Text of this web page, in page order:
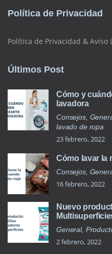
Política de Privacidad
Política de Privacidad & Aviso
Últimos Post
Cómo y
lavadora
Consejos,
lavado de ropa
23 febrero, 2022
Cómo lavar la
Consejos,
16 febrero, 2022
Nuevo
General,
2 febrero, 2022